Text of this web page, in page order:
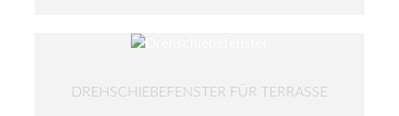
DREHSCHIEBEFENSTER FÜR TERRASSE